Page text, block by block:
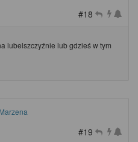
#18
lubelszczyźnie lub gdzieś w tym
Marzena
#19